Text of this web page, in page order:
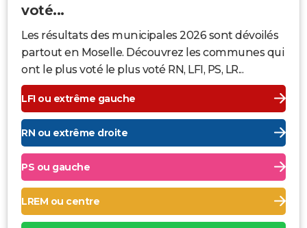
voté...
Les résultats des municipales 2026 sont dévoilés
partout en Moselle. Découvrez les communes qui
ont le plus voté le plus voté RN, LFI, PS, LR...
LFI ou extrême gauche
RN ou extrême droite
PS ou gauche
LREM ou centre